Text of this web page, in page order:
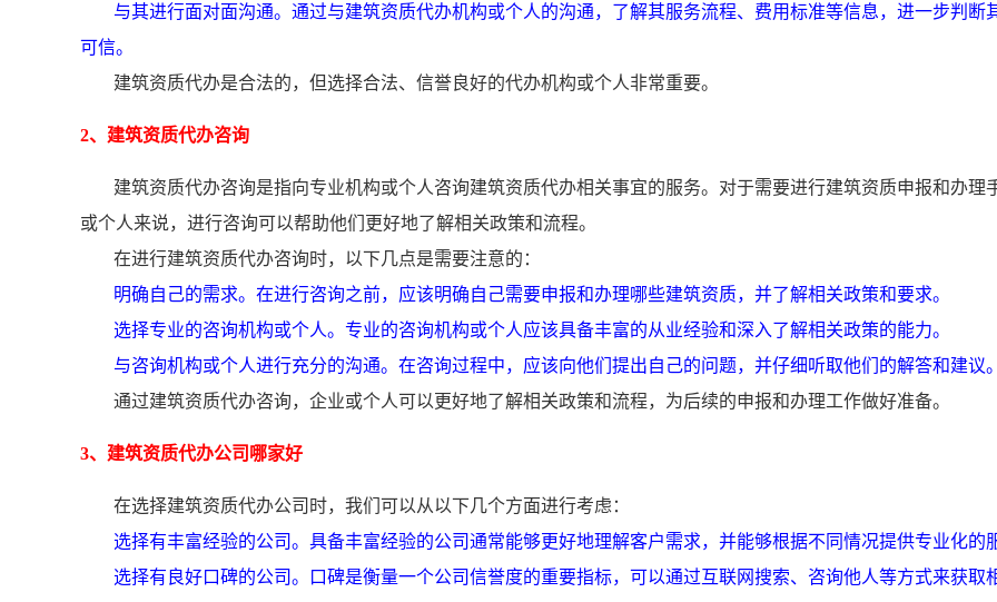
与其进行面对面沟通。通过与建筑资质代办机构或个人的沟通，了解其服务流程、费用标准等信息，进一步判断
可信。
建筑资质代办是合法的，但选择合法、信誉良好的代办机构或个人非常重要。
2、建筑资质代办咨询
建筑资质代办咨询是指向专业机构或个人咨询建筑资质代办相关事宜的服务。对于需要进行建筑资质申报和办理
或个人来说，进行咨询可以帮助他们更好地了解相关政策和流程。
在进行建筑资质代办咨询时，以下几点是需要注意的：
明确自己的需求。在进行咨询之前，应该明确自己需要申报和办理哪些建筑资质，并了解相关政策和要求。
选择专业的咨询机构或个人。专业的咨询机构或个人应该具备丰富的从业经验和深入了解相关政策的能力。
与咨询机构或个人进行充分的沟通。在咨询过程中，应该向他们提出自己的问题，并仔细听取他们的解答和建议。
通过建筑资质代办咨询，企业或个人可以更好地了解相关政策和流程，为后续的申报和办理工作做好准备。
3、建筑资质代办公司哪家好
在选择建筑资质代办公司时，我们可以从以下几个方面进行考虑：
选择有丰富经验的公司。具备丰富经验的公司通常能够更好地理解客户需求，并能够根据不同情况提供专业化的
选择有良好口碑的公司。口碑是衡量一个公司信誉度的重要指标，可以通过互联网搜索、咨询他人等方式来获取